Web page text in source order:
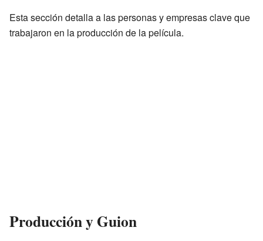
Esta sección detalla a las personas y empresas clave que
trabajaron en la producción de la película.
Producción y Guion